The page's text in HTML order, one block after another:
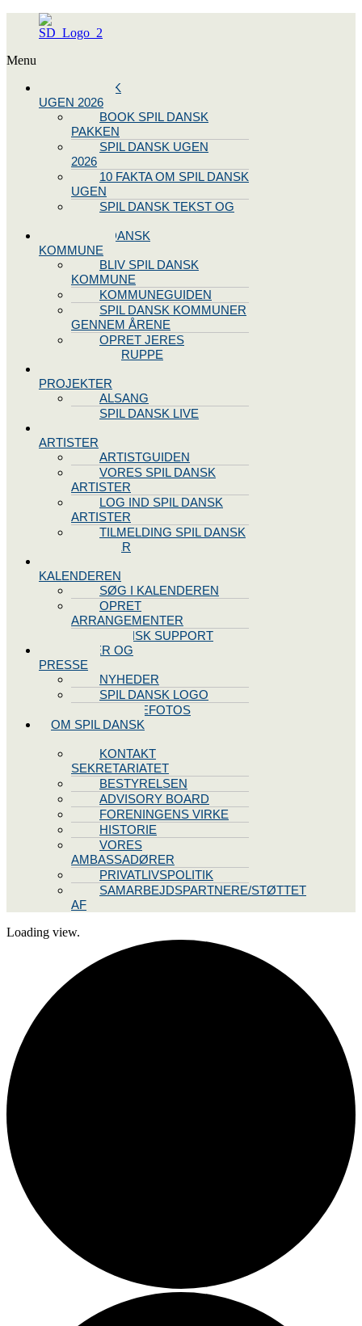
Menu
SPIL DANSK
UGEN 2026
BOOK SPIL DANSK
PAKKEN
SPIL DANSK UGEN
2026
10 FAKTA OM SPIL DANSK
UGEN
SPIL DANSK TEKST OG
BLIV SPIL DANSK
KOMMUNE
BLIV SPIL DANSK
KOMMUNE
KOMMUNEGUIDEN
SPIL DANSK KOMMUNER
GENNEM ÅRENE
OPRET JERES
STYREGRUPPE
PROJEKTER
ALSANG
SPIL DANSK LIVE
ARTISTER
ARTISTGUIDEN
VORES SPIL DANSK
ARTISTER
LOG IND SPIL DANSK
ARTISTER
TILMELDING SPIL DANSK
ARTISTER
KALENDEREN
SØG I KALENDEREN
OPRET
ARRANGEMENTER
TEKNISK SUPPORT
NYHEDER OG
PRESSE
NYHEDER
SPIL DANSK LOGO
PRESSEFOTOS
OM SPIL DANSK
KONTAKT
SEKRETARIATET
BESTYRELSEN
ADVISORY BOARD
FORENINGENS VIRKE
HISTORIE
VORES
AMBASSADØRER
PRIVATLIVSPOLITIK
SAMARBEJDSPARTNERE/STØTTET
AF
Loading view.